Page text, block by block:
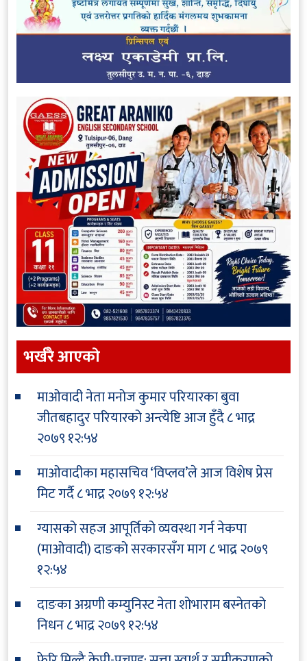
भर्खरै आएकाे
माओवादी नेता मनोज कुमार परियारका बुवा
जीतबहादुर परियारको अन्त्येष्टि आज हुँदै८ भाद्र
२०७९ १२:५४
माओवादीका महासचिव ‘विप्लव’ले आज विशेष प्रेस
मिट गर्दै८ भाद्र २०७९ १२:५४
ग्यासको सहज आपूर्तिको व्यवस्था गर्न नेकपा
(माओवादी) दाङको सरकारसँग माग८ भाद्र २०७९
१२:५४
दाङका अग्रणी कम्युनिस्ट नेता शोभाराम बस्नेतको
निधन८ भाद्र २०७९ १२:५४